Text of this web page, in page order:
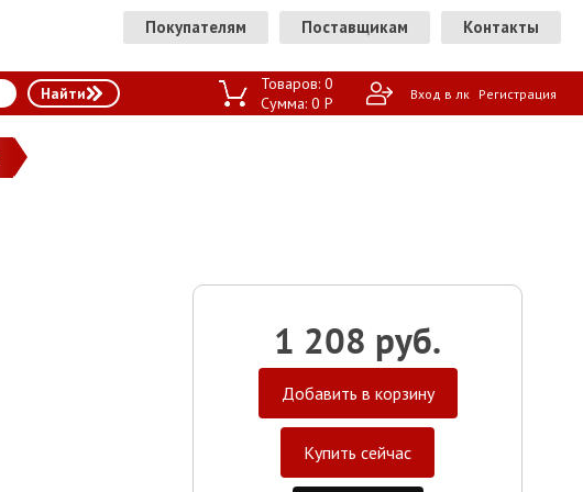
Покупателям Поставщикам Контакты
Товаров: 0
Сумма: 0 P Вход в лк Регистрация
1 208 руб.
Добавить в корзину
Купить сейчас